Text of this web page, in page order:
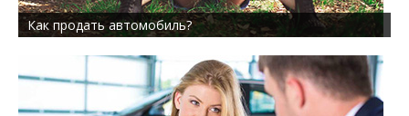
Как продать автомобиль?